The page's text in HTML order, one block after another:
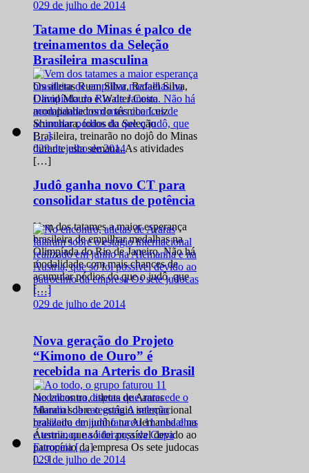
029 de julho de 2014
Tatame do Minas é palco de
treinamentos da Seleção
Brasileira masculina
Os atletas Ruan Silva, Rafael Silva,
David Moura e Walter Costa
acompanhados do técnico Luiz
Shinohara, todos da Seleção
Brasileira, treinarão no dojô do Minas
durante esta semana. As atividades
[…]
029 de julho de 2014
Judô ganha novo CT para
consolidar status de potência
Vem dos tatames a maior esperança
brasileira de empilhar medalhas na
Olimpíada do Rio de Janeiro. Não há
modalidade com mais chances de
acumular pódios do que o judô, que
[…]
029 de julho de 2014
Nova geração do Projeto
“Kimono de Ouro” é
recebida na Arteris do Brasil
No encontro, atletas de Araras
falaram sobre o estágio internacional
realizado em junho na Alemanha e na
Áustria, que só foi possível devido ao
patrocínio da empresa Os sete judocas
[…]
029 de julho de 2014